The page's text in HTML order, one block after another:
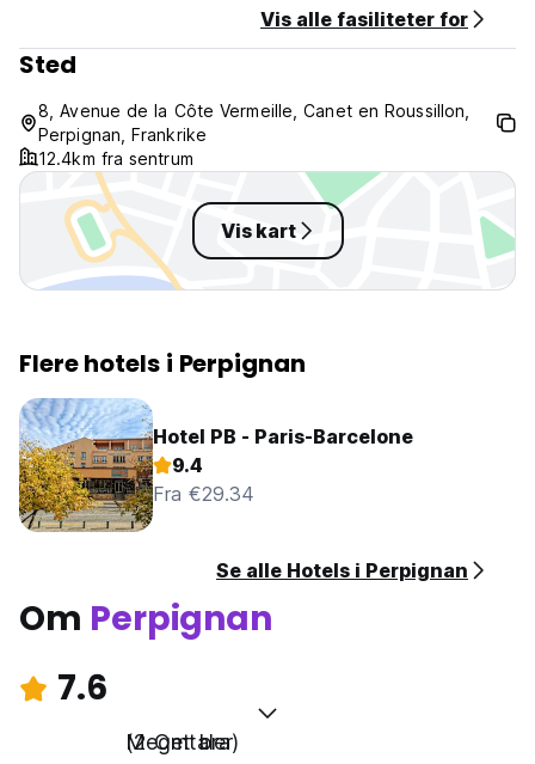
Frokost er ikke inkludert - 10 EUR per person per dag.
Ingen portforbud.
Kjeledyrvennlig.
Barnevennlig.
Ikke røyk.
Dette overnattingsstedet kan forhåndsgodkjenne
kredittkortet ditt.
Maksimal oppholdstid er 14 dager.
(Auto-translated from original language)
Vis alle fasiliteter for
Sted
8, Avenue de la Côte Vermeille, Canet en Roussillon,
Perpignan, Frankrike
12.4km fra sentrum
Vis kart
Flere hotels i Perpignan
Hotel PB - Paris-Barcelone
9.4
Fra €29.34
Se alle Hotels i Perpignan
Om Perpignan
7.6
Meget bra
(2 Omtaler)